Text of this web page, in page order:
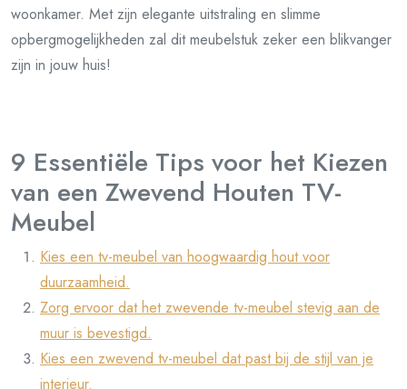
woonkamer. Met zijn elegante uitstraling en slimme
opbergmogelijkheden zal dit meubelstuk zeker een blikvanger
zijn in jouw huis!
9 Essentiële Tips voor het Kiezen
van een Zwevend Houten TV-
Meubel
Kies een tv-meubel van hoogwaardig hout voor
duurzaamheid.
Zorg ervoor dat het zwevende tv-meubel stevig aan de
muur is bevestigd.
Kies een zwevend tv-meubel dat past bij de stijl van je
interieur.